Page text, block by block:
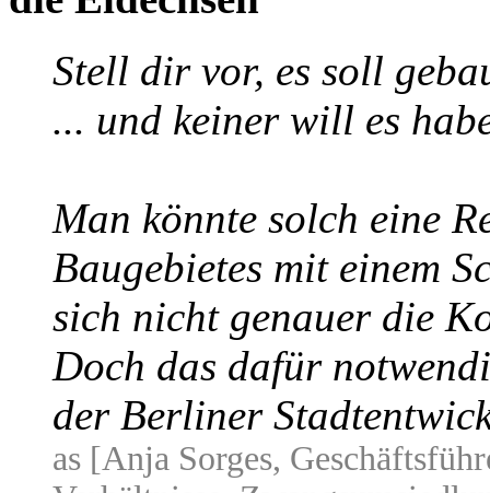
Stell dir vor, es soll
... und keiner will es
Man könnte solch eine
Baugebietes mit einem
sich nicht genauer die
Doch das dafür
der Berliner
as [Anja Sorges,